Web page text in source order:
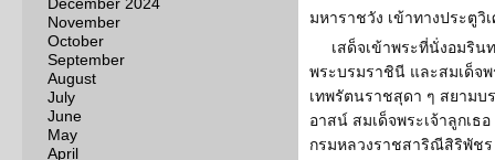
November
October
September
August
July
June
May
April
มหาราชวัง เข้าทางประตู
เสด็จเข้าพระที่นั่งอมริน
พระบรมราชินี และสมเด็จ
เทพรัตนราชสุดา ๆ สยาม
อาสน์ สมเด็จพระเจ้าลูกเธ
กรมหลวงราชสาริณีสิริพัชร